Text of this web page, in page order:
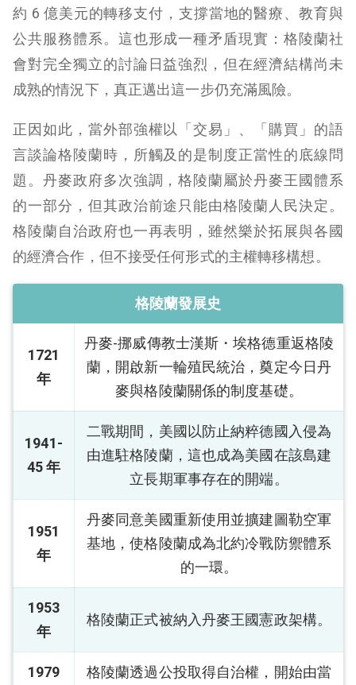
約 6 億美元的轉移支付，支撐當地的醫療、教育與
公共服務體系。這也形成一種矛盾現實：格陵蘭社
會對完全獨立的討論日益強烈，但在經濟結構尚未
成熟的情況下，真正邁出這一步仍充滿風險。
正因如此，當外部強權以「交易」、「購買」的語
言談論格陵蘭時，所觸及的是制度正當性的底線問
題。丹麥政府多次強調，格陵蘭屬於丹麥王國體系
的一部分，但其政治前途只能由格陵蘭人民決定。
格陵蘭自治政府也一再表明，雖然樂於拓展與各國
的經濟合作，但不接受任何形式的主權轉移構想。
格陵蘭發展史
1721
年
丹麥-挪威傳教士漢斯・埃格德重返格陵
蘭，開啟新一輪殖民統治，奠定今日丹
麥與格陵蘭關係的制度基礎。
1941-
45 年
二戰期間，美國以防止納粹德國入侵為
由進駐格陵蘭，這也成為美國在該島建
立長期軍事存在的開端。
1951
年
丹麥同意美國重新使用並擴建圖勒空軍
基地，使格陵蘭成為北約冷戰防禦體系
的一環。
1953
年
格陵蘭正式被納入丹麥王國憲政架構。
1979
格陵蘭透過公投取得自治權，開始由當